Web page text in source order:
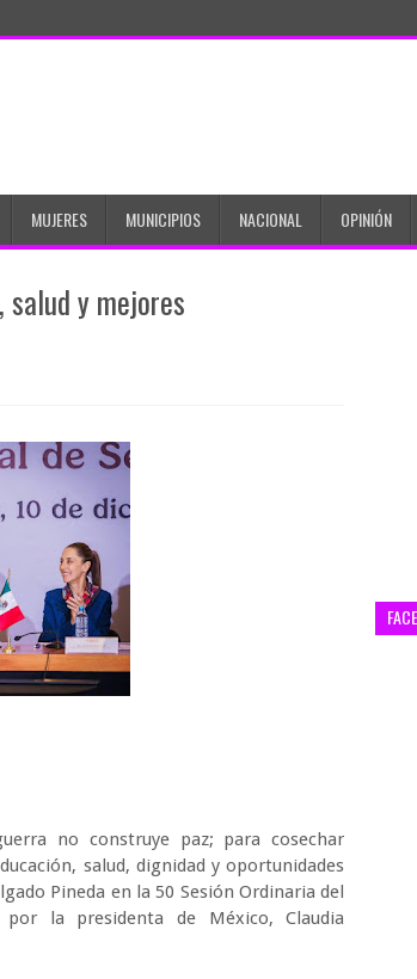
MUJERES MUNICIPIOS NACIONAL OPINIÓN
salud y mejores
no construye paz; para cosechar
salud, dignidad y oportunidades
Pineda en la 50 Sesión Ordinaria del
por la presidenta de México, Claudia